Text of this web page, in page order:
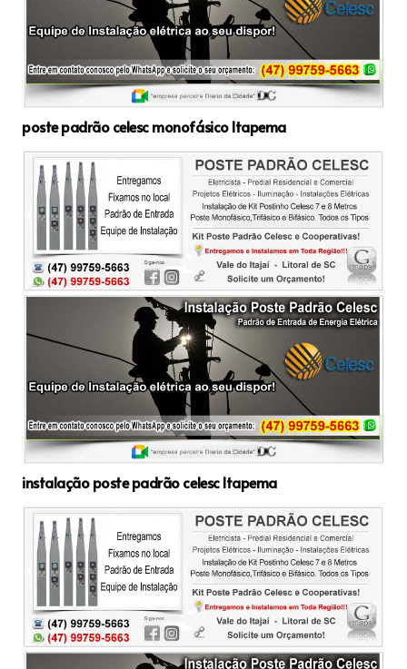
poste padrão celesc monofásico Itapema
instalação poste padrão celesc Itapema